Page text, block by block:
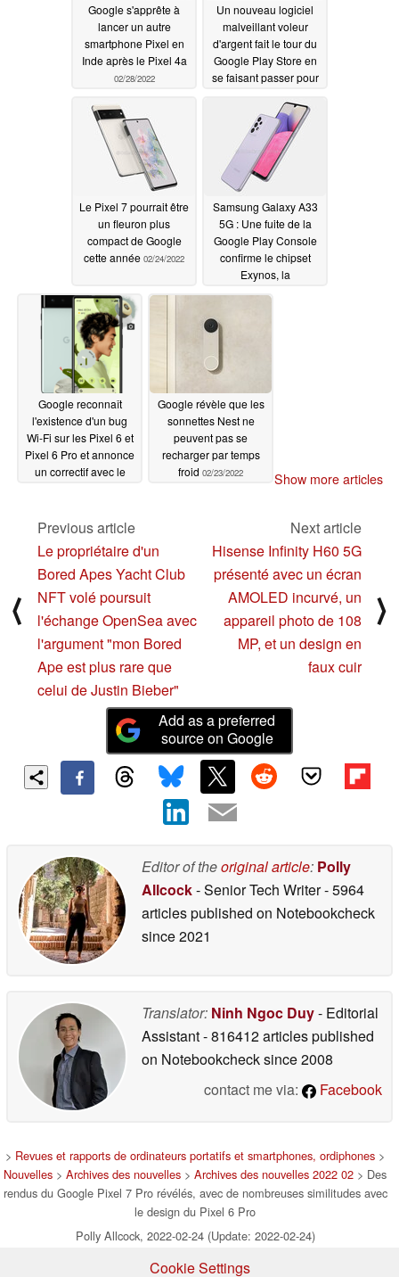
Google s'apprête à
lancer un autre
smartphone Pixel en
Inde après le Pixel 4a
02/28/2022
Un nouveau logiciel
malveillant voleur
d'argent fait le tour du
Google Play Store en
se faisant passer pour
innocente ayant été
téléchargée plus de 50
000 fois02/24/2022
Le Pixel 7 pourrait être
un fleuron plus
compact de Google
cette année 02/24/2022
Samsung Galaxy A33
5G : Une fuite de la
Google Play Console
confirme le chipset
Exynos, la
Google reconnaît
l'existence d'un bug
Wi-Fi sur les Pixel 6 et
Pixel 6 Pro et annonce
un correctif avec le
Google révèle que les
sonnettes Nest ne
peuvent pas se
recharger par temps
froid 02/23/2022 Show more articles
⟨
Previous article
Le propriétaire d'un
Bored Apes Yacht Club
NFT volé poursuit
l'échange OpenSea avec
l'argument "mon Bored
Ape est plus rare que
celui de Justin Bieber"
Next article
Hisense Infinity H60 5G
présenté avec un écran
AMOLED incurvé, un
appareil photo de 108
MP, et un design en
faux cuir
⟩
Add as a preferred
source on Google
Editor of theoriginal article: Polly
Allcock- Senior Tech Writer- 5964
articles published on Notebookcheck
since 2021
Translator: Ninh Ngoc Duy- Editorial
Assistant- 816412 articles published
on Notebookchecksince 2008
contact me via:
Facebook
> Revues et rapports de ordinateurs portatifs et smartphones, ordiphones >
Nouvelles > Archives des nouvelles > Archives des nouvelles 2022 02 > Des
rendus du Google Pixel 7 Pro révélés, avec de nombreuses similitudes avec
le design du Pixel 6 Pro
Polly Allcock, 2022-02-24 (Update: 2022-02-24)
Cookie Settings